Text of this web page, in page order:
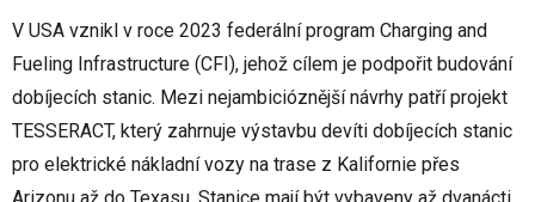
V USA vznikl v roce 2023 federální program Charging and
Fueling Infrastructure (CFI), jehož cílem je podpořit budování
dobíjecích stanic. Mezi nejambicióznější návrhy patří projekt
TESSERACT, který zahrnuje výstavbu devíti dobíjecích stanic
pro elektrické nákladní vozy na trase z Kalifornie přes